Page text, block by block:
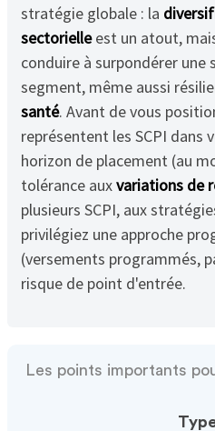
stratégie globale : la
sectorielleest un atout,
conduire à surpondérer une
segment, même aussi
santé. Avant de vous
représentent les SCPI
horizon de placement (au
tolérance auxvariations de
plusieurs SCPI, aux
privilégiez une approche
(versements programmés,
risque de point d'entrée.
Les points importants